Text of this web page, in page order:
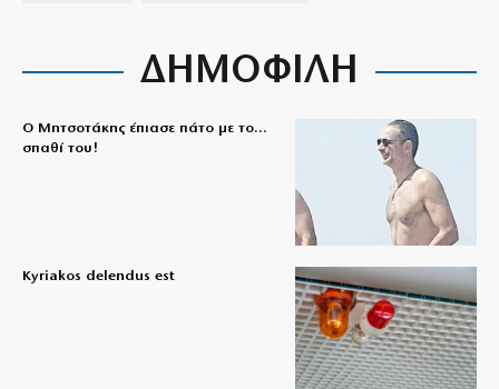
ΔΗΜΟΦΙΛΗ
Ο Μητσοτάκης έπιασε πάτο με το…
σπαθί του!
Kyriakos delendus est